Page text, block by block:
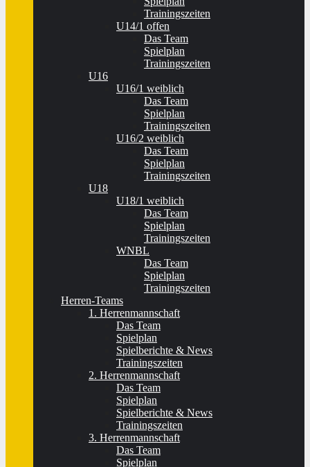
Trainingszeiten
U14/1 offen
Das Team
Spielplan
Trainingszeiten
U16
U16/1 weiblich
Das Team
Spielplan
Trainingszeiten
U16/2 weiblich
Das Team
Spielplan
Trainingszeiten
U18
U18/1 weiblich
Das Team
Spielplan
Trainingszeiten
WNBL
Das Team
Spielplan
Trainingszeiten
Herren-Teams
1. Herrenmannschaft
Das Team
Spielplan
Spielberichte & News
Trainingszeiten
2. Herrenmannschaft
Das Team
Spielplan
Spielberichte & News
Trainingszeiten
3. Herrenmannschaft
Das Team
Spielplan